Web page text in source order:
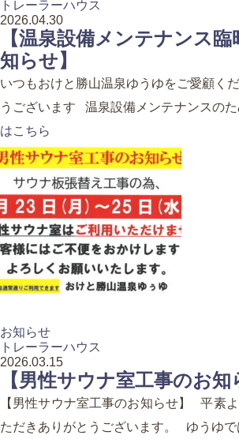
トレーラーハウス
2026.04.30
【温泉設備メンテナンス
知らせ】
いつもおけと勝山温泉ゆうゆをご愛顧く
うございます 温泉設備メンテナンスの
はこちら
お知らせ
トレーラーハウス
2026.03.15
【男性サウナ室工事のお知
【男性サウナ室工事のお知らせ】 平素
ただきありがとうございます。 ゆうゆ